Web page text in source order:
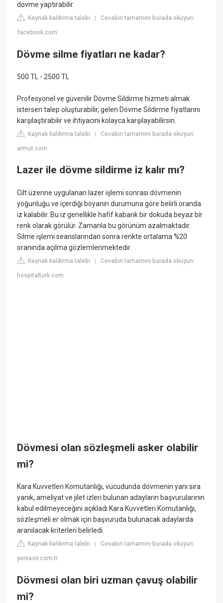
dövme yaptırabilir.
Kaynak kaldırma talebi |Cevabın tamamını burada okuyun:
facebook.com
Dövme silme fiyatları ne kadar?
500 TL - 2500 TL
Profesyonel ve güvenilir Dövme Sildirme hizmeti almak
istersen talep oluşturabilir, gelen Dövme Sildirme fiyatlarını
karşılaştırabilir ve ihtiyacını kolayca karşılayabilirsin.
Kaynak kaldırma talebi |Cevabın tamamını burada okuyun:
armut.com
Lazer ile dövme sildirme iz kalır mı?
Cilt üzerine uygulanan lazer işlemi sonrası dövmenin
yoğunluğu ve içerdiği boyanın durumuna göre belirli oranda
iz kalabilir. Bu iz genellikle hafif kabarık bir dokuda beyaz bir
renk olarak görülür. Zamanla bu görünüm azalmaktadır.
Silme işlemi seanslarından sonra renkte ortalama %20
oranında açılma gözlemlenmektedir.
Kaynak kaldırma talebi |Cevabın tamamını burada okuyun:
hospitalturk.com
Dövmesi olan sözleşmeli asker olabilir
mi?
Kara Kuvvetleri Komutanlığı, vücudunda dövmenin yanı sıra
yanık, ameliyat ve jilet izleri bulunan adayların başvurularının
kabul edilmeyeceğini açıkladı Kara Kuvvetleri Komutanlığı,
sözleşmeli er olmak için başvuruda bulunacak adaylarda
aranılacak kriterleri belirledi.
Kaynak kaldırma talebi |Cevabın tamamını burada okuyun:
yeniasir.com.tr
Dövmesi olan biri uzman çavuş olabilir
mi?